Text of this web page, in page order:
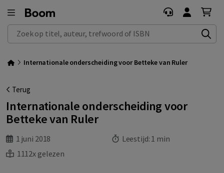
Zoek op titel, auteur, trefwoord of ISBN
Internationale onderscheiding voor Betteke van Ruler
Terug
Internationale onderscheiding voor
Betteke van Ruler
1 juni 2018 Leestijd: 1 min
1112x gelezen